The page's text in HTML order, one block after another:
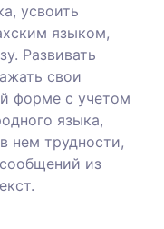
усвоить
языком,
Развивать
свои
форме с учетом
языка,
нем трудности,
из